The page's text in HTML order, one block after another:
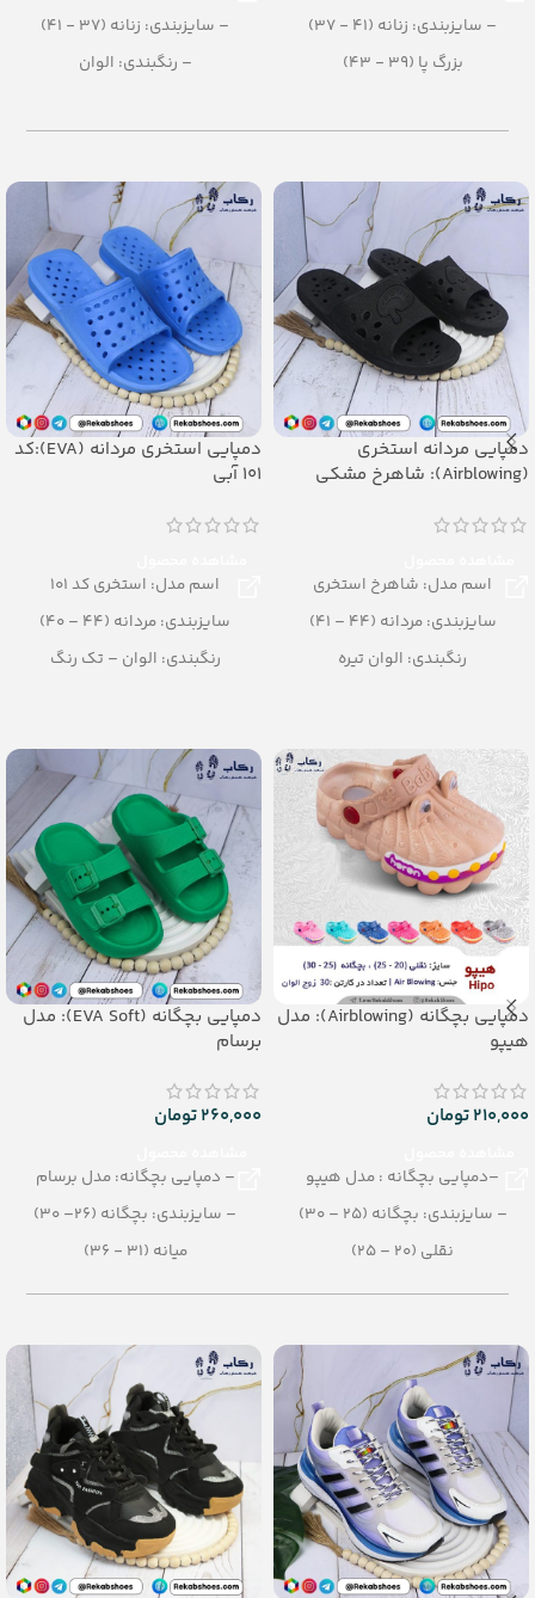
– سایزبندی: زنانه (41 - 37)
بزرگ پا (39 - 43)
– تعداد در کارتن: 12 جفت
– سایزبندی: زنانه (37 - 41)
– رنگبندی: الوان
– جنس: Soft EVA
دمپایی مردانه استخری
(Airblowing): شاهرخ مشکی
اسم مدل: شاهرخ استخری
سایزبندی: مردانه (44 – 41)
رنگبندی: الوان تیره
دمپایی استخری مردانه (EVA):کد
101 آبی
اسم مدل: استخری کد 101
سایزبندی: مردانه (44 – 40)
رنگبندی: الوان – تک رنگ
دمپایی بچگانه (Airblowing): مدل
هیپو
210,000تومان
–دمپایی بچگانه : مدل هیپو
– سایزبندی: بچگانه (25 – 30)
نقلی (20 – 25)
– رنگبندی: الوان
– جنس: Airblowing
دمپایی بچگانه (EVA Soft): مدل
برسام
260,000تومان
– دمپایی بچگانه: مدل برسام
– سایزبندی: بچگانه (26– 30)
میانه (31 - 36)
– رنگبندی: الوان
– جنس: SOFT EVA